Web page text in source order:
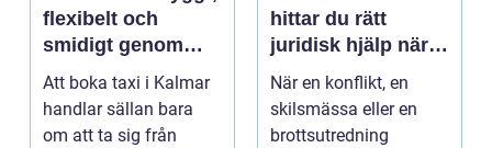
flexibelt och
smidigt genom
hela resan
Att boka taxi i Kalmar
handlar sällan bara
om att ta sig från
hittar du rätt
juridisk hjälp när
livet krånglar
När en konflikt, en
skilsmässa eller en
brottsutredning